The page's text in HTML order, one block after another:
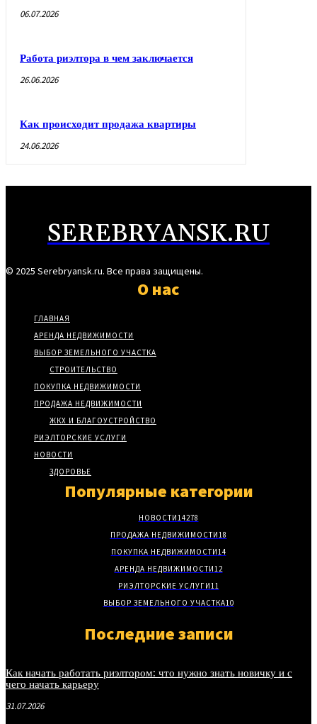
06.07.2026
Работа риэлтора в чем заключается
26.06.2026
Как происходит продажа квартиры
24.06.2026
SEREBRYANSK.RU
© 2025 Serebryansk.ru. Все права защищены.
О нас
ГЛАВНАЯ
АРЕНДА НЕДВИЖИМОСТИ
ВЫБОР ЗЕМЕЛЬНОГО УЧАСТКА
СТРОИТЕЛЬСТВО
ПОКУПКА НЕДВИЖИМОСТИ
ПРОДАЖА НЕДВИЖИМОСТИ
ЖКХ И БЛАГОУСТРОЙСТВО
РИЭЛТОРСКИЕ УСЛУГИ
НОВОСТИ
ЗДОРОВЬЕ
Популярные категории
НОВОСТИ14278
ПРОДАЖА НЕДВИЖИМОСТИ18
ПОКУПКА НЕДВИЖИМОСТИ14
АРЕНДА НЕДВИЖИМОСТИ12
РИЭЛТОРСКИЕ УСЛУГИ11
ВЫБОР ЗЕМЕЛЬНОГО УЧАСТКА10
Последние записи
Как начать работать риэлтором: что нужно знать новичку и с
чего начать карьеру
31.07.2026